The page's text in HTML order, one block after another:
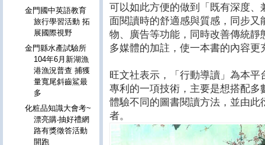
可以如此方便的做到「既有深度
面閱讀時的舒適感與質感，同步
物、廣告等功能，同時改善傳統
多媒體的加註，使一本書的內容
旺文社表示，「行動導讀」為本
專利的一項技術，主要是想搭配
體驗不同的圖書閱讀方法，並由
者。
金門國中英語教育
旅行學習活動 拓
展國際視野
金門縣水產試驗所
104年6月新湖漁
港漁況普查 捕獲
量寬尾斜齒鯊最
多
化粧品知識大會考~
漂亮購‧抽好禮網
路有獎徵答活動
開跑